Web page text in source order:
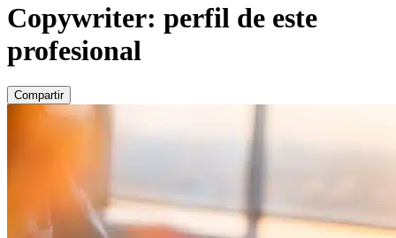
Copywriter: perfil de este
profesional
Compartir